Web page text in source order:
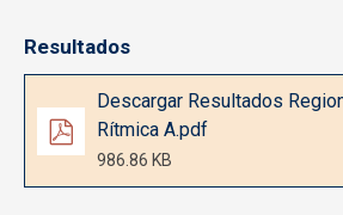
Resultados
Documento
Descargar Resultados
Rítmica A.pdf
986.86 KB